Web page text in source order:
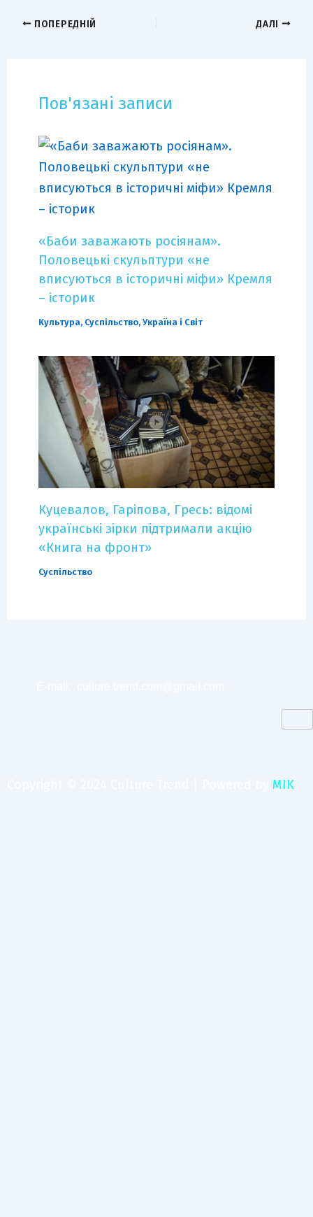
ПОПЕРЕДНІЙ ДАЛІ
Пов'язані записи
«Баби заважають росіянам».
Половецькі скульптури «не
вписуються в історичні міфи» Кремля
– історик
Культура, Суспільство,Україна і Світ
Куцевалов, Гаріпова, Гресь: відомі
українські зірки підтримали акцію
«Книга на фронт»
Суспільство
MIK